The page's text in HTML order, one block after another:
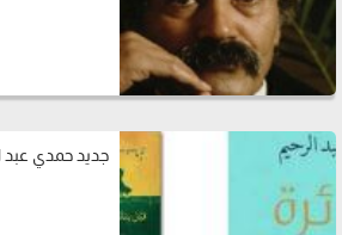
جديد حمدي عبد